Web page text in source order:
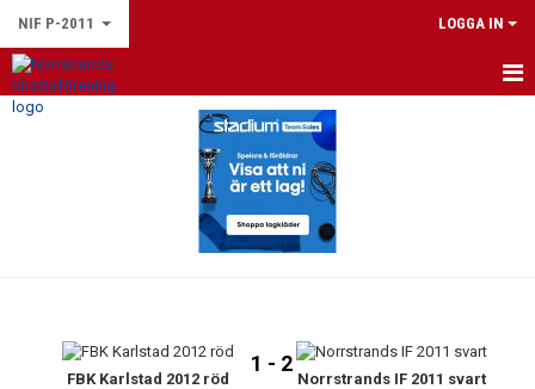
NIF P-2011 LOGGA IN
HEM
BILDGALLERIFBK Karlstad 2012 röd
1 - 2
Norrstrands IF 2011 svart